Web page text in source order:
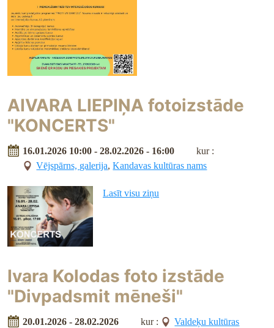
AIVARA LIEPIŅA fotoizstāde
"KONCERTS"
16.01.2026 10:00 - 28.02.2026 - 16:00
kur :
Vējspārns, galerija,Kandavas kultūras nams
Lasīt visu ziņu
Ivara Kolodas foto izstāde
"Divpadsmit mēneši"
20.01.2026 - 28.02.2026 kur :
Valdeķu kultūras